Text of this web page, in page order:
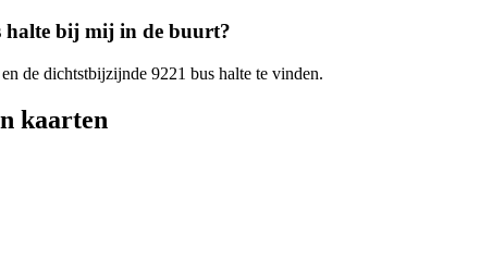
halte bij mij in de buurt?
de dichtstbijzijnde 9221 bus halte te vinden.
kaarten